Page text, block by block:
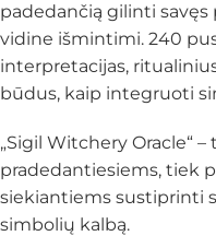
padedančią gilinti
vidine išmintimi. 240
interpretacijas,
būdus, kaip integruoti
„Sigil Witchery Oracle“
pradedantiesiems, tiek
siekiantiems sustiprinti
simbolių kalbą.